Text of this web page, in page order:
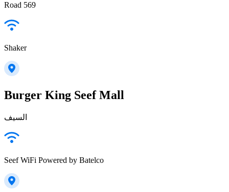
Road 569
Shaker
Burger King Seef Mall
السيف
Seef WiFi Powered by Batelco